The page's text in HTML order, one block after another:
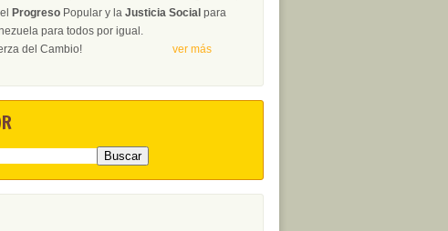
Progreso Popular y la Justicia Social para
para todos por igual.
Fuerza del Cambio! ver más